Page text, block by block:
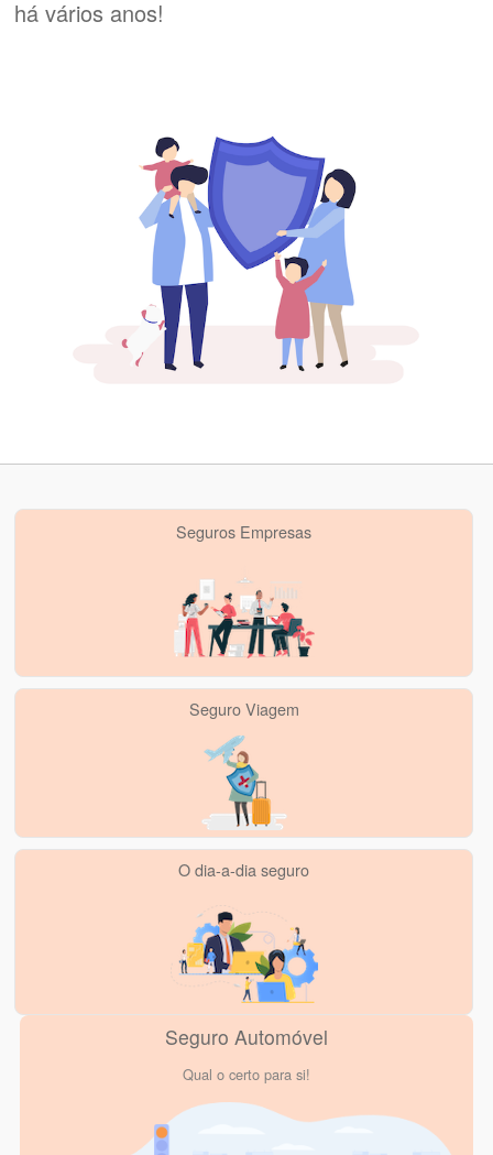
há vários anos!
Seguros Empresas
Seguro Viagem
O dia-a-dia seguro
Seguro Automóvel
Qual o certo para si!